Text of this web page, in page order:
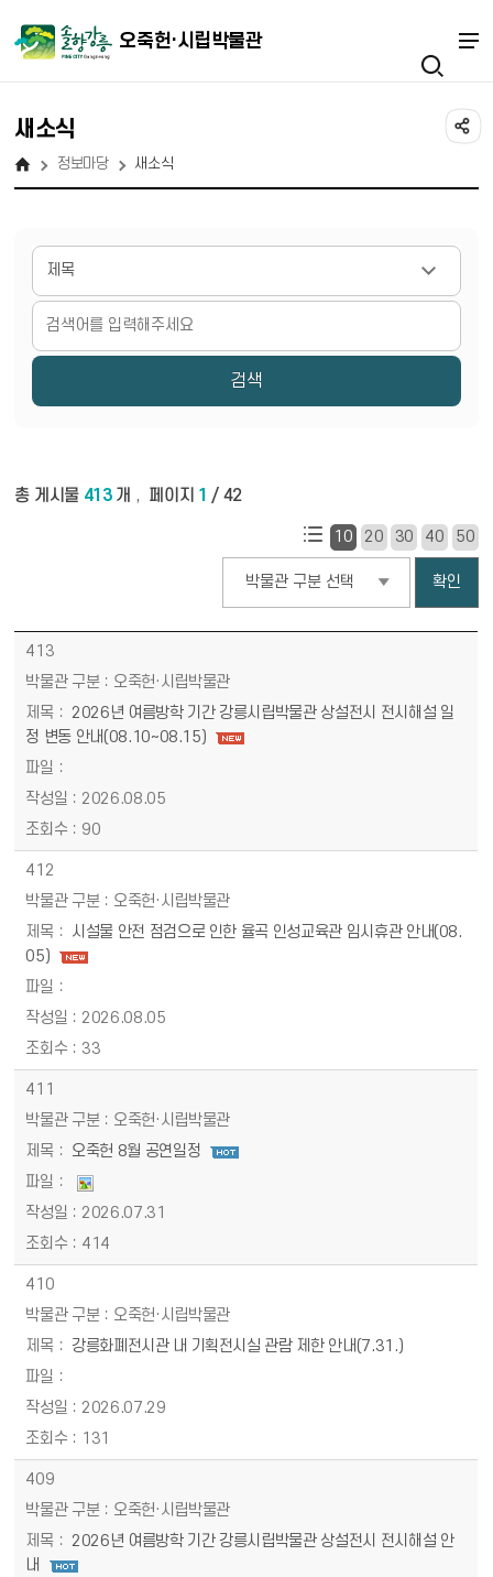
오죽헌·시립박물관
새소식
정보마당 새소식
총 게시물 413개 , 페이지 1 / 42
10 20 30 40 50
박물관 구분
413
오죽헌·시립박물관
2026년 여름방학 기간 강릉시립박물관 상설전시 전시해설 일
정 변동 안내(08.10~08.15)
2026.08.05
90
412
오죽헌·시립박물관
시설물 안전 점검으로 인한 율곡 인성교육관 임시휴관 안내(08.
05)
2026.08.05
33
411
오죽헌·시립박물관
오죽헌 8월 공연일정
2026.07.31
414
410
오죽헌·시립박물관
강릉화폐전시관 내 기획전시실 관람 제한 안내(7.31.)
2026.07.29
131
409
오죽헌·시립박물관
2026년 여름방학 기간 강릉시립박물관 상설전시 전시해설 안
내